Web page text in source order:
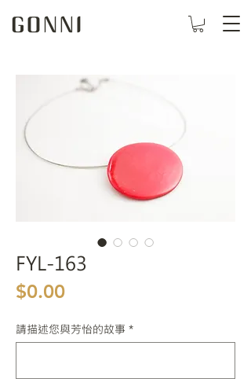
FYL-163
$0.00價格
請描述您與芳怡的故事 *